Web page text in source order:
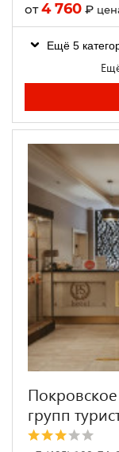
от4 760 ₽
Ещё 5
групп